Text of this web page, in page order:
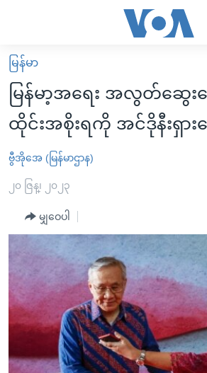
လွယ်ကူ
စေ
သည့်
Link
များ
ပင်မ
ပင်မ
စာမျက်နှာ
မူလစာမျက်နှာ
မြန်မာ
ကမ္ဘာ့သတင်းများ
နိုင်ငံတကာ
အမေရိကန်
အစ္စရေး-ပါလက်စတိုင်း
ဗွီဒီယို
သတင်းလွတ်လပ်ခွင့်
အင်္ဂလိပ်စာလေ့လာမယ်
အမေရိကန်သုံးအီဒီယံ
မကြေးမုံရဲ့ အင်္ဂလိပ်စာ
ရုပ်ရှင်ထဲက အင်္ဂလိပ်စာ
သုတပဒေသာ အင်္ဂလိပ်စာ
အပတ်စဉ်ကဏ္ဍများ
ရေဒီယို
တီဗွီ
ရေဒီယိုနှင့်ရုပ်သံ အချက်အလက်များ
ရေဒီယို/တီဗွီအစီအစဉ်
Learning English
မြန်မာ
မြန်မာ့အရေး အလွတ်ဆွေး
ထိုင်းအစိုးရကို အင်ဒိုနီးရှား
ဗွီအိုအေ (မြန်မာဌာန)
၂၀ ဇြန္၊ ၂၀၂၃
မျှဝေပါ